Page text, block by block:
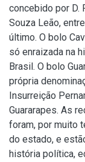
concebido por D.
Souza Leão,
último. O bolo
só enraizada na
Brasil. O bolo
própria
Insurreição
Guararapes. As
foram, por muito
do estado, e
história política,